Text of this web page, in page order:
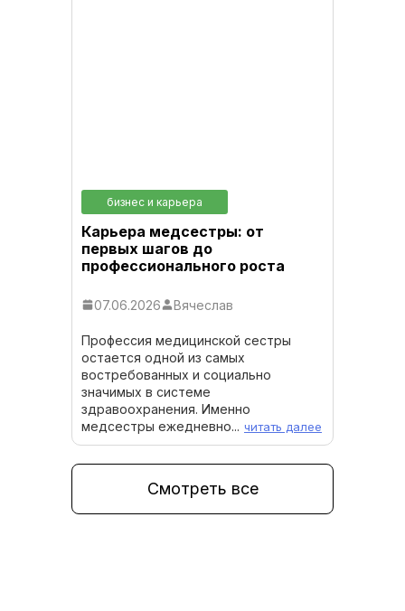
Смотреть все
бизнес и карьера
Карьера медсестры: от
первых шагов до
профессионального роста
07.06.2026 Вячеслав
Профессия медицинской сестры
остается одной из самых
востребованных и социально
значимых в системе
здравоохранения. Именно
медсестры ежедневно... читать далее